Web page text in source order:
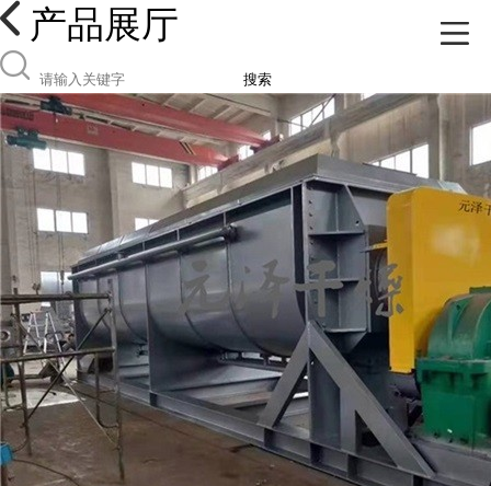
产品展厅
搜索